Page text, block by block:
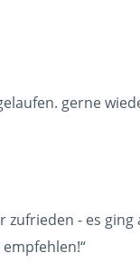
gerne
zufrieden - es